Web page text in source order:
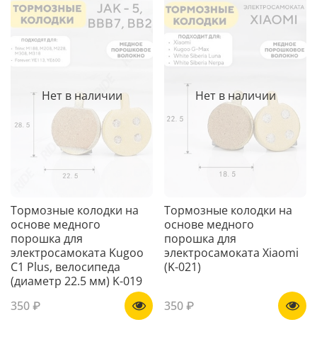
Нет в наличии
Тормозные колодки на
основе медного
порошка для
электросамоката Kugoo
C1 Plus, велосипеда
(диаметр 22.5 мм) K-019
350 ₽
Нет в наличии
Тормозные колодки на
основе медного
порошка для
электросамоката Xiaomi
(K-021)
350 ₽